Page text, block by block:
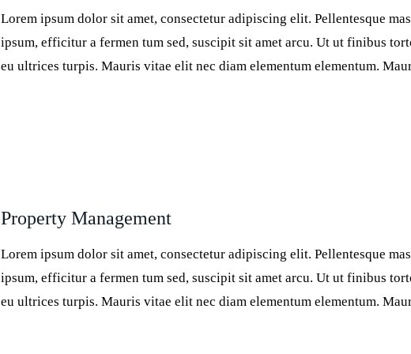
Lorem ipsum dolor sit amet, consectetur adipiscing elit. Pellentesque
ipsum, efficitur a fermen tum sed, suscipit sit amet arcu. Ut ut finibus
eu ultrices turpis. Mauris vitae elit nec diam elementum elementum.
Property Management
Lorem ipsum dolor sit amet, consectetur adipiscing elit. Pellentesque
ipsum, efficitur a fermen tum sed, suscipit sit amet arcu. Ut ut finibus
eu ultrices turpis. Mauris vitae elit nec diam elementum elementum.